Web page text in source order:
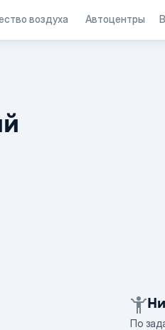
воздуха Автоцентры
По